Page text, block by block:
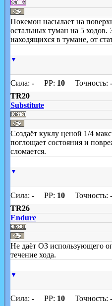
Покемон насылает на
остальных туман на 5
находящихся в тумане, от
▼
Сила: -PP: 10Точность: -
TR20
Substitute
Создаёт куклу ценой 1/4
поглощает состояния и
сломается.
▼
Сила: -PP: 10Точность: -
TR26
Endure
Не даёт ОЗ использующего
течение хода.
▼
Сила: -PP: 10Точность: -